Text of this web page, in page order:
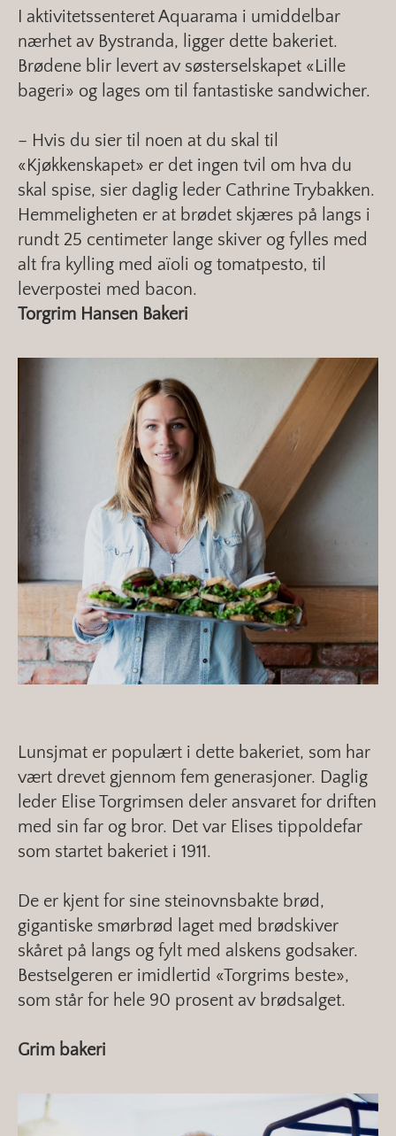
I aktivitetssenteret Aquarama i umiddelbar
nærhet av Bystranda, ligger dette bakeriet.
Brødene blir levert av søsterselskapet «Lille
bageri» og lages om til fantastiske sandwicher.
– Hvis du sier til noen at du skal til
«Kjøkkenskapet» er det ingen tvil om hva du
skal spise, sier daglig leder Cathrine Trybakken.
Hemmeligheten er at brødet skjæres på langs i
rundt 25 centimeter lange skiver og fylles med
alt fra kylling med aïoli og tomatpesto, til
leverpostei med bacon.
Torgrim Hansen Bakeri
Lunsjmat er populært i dette bakeriet, som har
vært drevet gjennom fem generasjoner. Daglig
leder Elise Torgrimsen deler ansvaret for driften
med sin far og bror. Det var Elises tippoldefar
som startet bakeriet i 1911.
De er kjent for sine steinovnsbakte brød,
gigantiske smørbrød laget med brødskiver
skåret på langs og fylt med alskens godsaker.
Bestselgeren er imidlertid «Torgrims beste»,
som står for hele 90 prosent av brødsalget.
Grim bakeri